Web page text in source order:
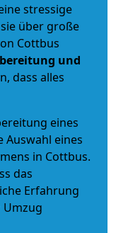
stressige
über große
Cottbus
und
dass alles
eines
Auswahl eines
in Cottbus.
das
Erfahrung